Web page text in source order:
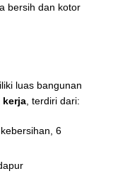
bersih dan kotor
luas bangunan
kerja, terdiri dari:
6